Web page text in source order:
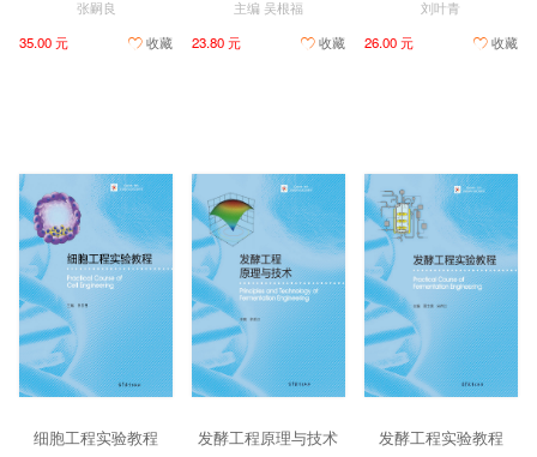
张嗣良
35.00 元
收藏
主编 吴根福
23.80 元
收藏
刘叶青
26.00 元
收藏
细胞工程实验教程 发酵工程原理与技术 发酵工程实验教程